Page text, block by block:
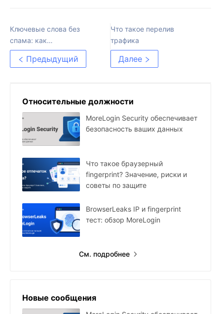
Ключевые слова без
спама: как
оптимизировать SEO и не
нарваться на санкции
Предыдущий
Что такое перелив
трафика
Далее
Относительные должности
MoreLogin Security обеспечивает
безопасность ваших данных
Что такое браузерный
fingerprint? Значение, риски и
советы по защите
BrowserLeaks IP и fingerprint
тест: обзор MoreLogin
См. подробнее
Новые сообщения